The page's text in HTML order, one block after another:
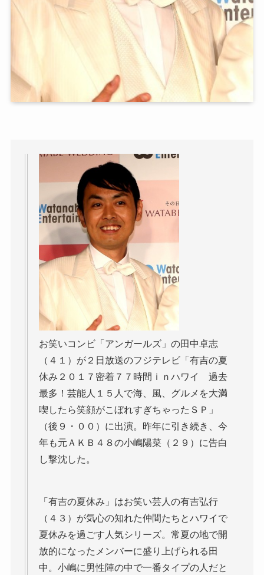
お笑いコンビ「アンガールズ」の田中卓志
（４１）が２日放送のフジテレビ「有吉の夏
休み２０１７密着７７時間ｉｎハワイ 過去
最多！芸能人１５人で海、風、グルメを大満
喫したら笑顔がこぼれすぎちゃったＳＰ」
（後９・００）に出演。昨年に引き続き、今
年も元ＡＫＢ４８の小嶋陽菜（２９）に告白
し撃沈した。
「有吉の夏休み」はお笑い芸人の有吉弘行
（４３）が気心の知れた仲間たちとハワイで
夏休みを過ごす人気シリーズ。常夏の地で開
放的になったメンバーに盛り上げられる田
中。小嶋に男性陣の中で一番タイプの人だと